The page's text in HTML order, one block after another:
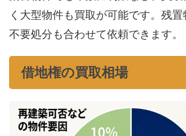
く大型物件も買取が可能です。残
不要処分も合わせて依頼できます。
借地権の買取相場